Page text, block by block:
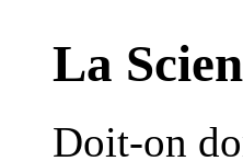
La
Doit-on